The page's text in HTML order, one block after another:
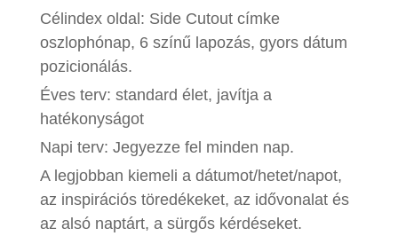
Célindex oldal: Side Cutout címke
oszlophónap, 6 színű lapozás, gyors dátum
pozicionálás.
Éves terv: standard élet, javítja a
hatékonyságot
Napi terv: Jegyezze fel minden nap.
A legjobban kiemeli a dátumot/hetet/napot,
az inspirációs töredékeket, az idővonalat és
az alsó naptárt, a sürgős kérdéseket.